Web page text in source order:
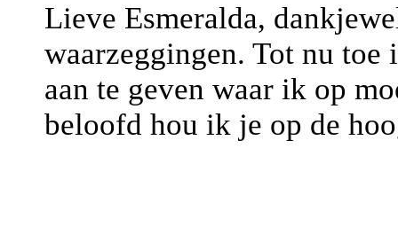
Lieve Esmeralda,
waarzeggingen. Tot nu toe
aan te geven waar ik op
beloofd hou ik je op de